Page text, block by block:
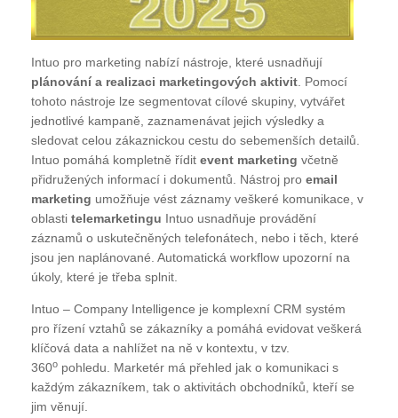
Intuo pro marketing nabízí nástroje, které usnadňují
plánování a realizaci marketingových aktivit. Pomocí
tohoto nástroje lze segmentovat cílové skupiny, vytvářet
jednotlivé kampaně, zaznamenávat jejich výsledky a
sledovat celou zákaznickou cestu do sebemenších detailů.
Intuo pomáhá kompletně řídit event marketing včetně
přidružených informací i dokumentů. Nástroj pro email
marketing umožňuje vést záznamy veškeré komunikace, v
oblasti telemarketingu Intuo usnadňuje provádění
záznamů o uskutečněných telefonátech, nebo i těch, které
jsou jen naplánované. Automatická workflow upozorní na
úkoly, které je třeba splnit.
Intuo – Company Intelligence je komplexní CRM systém
pro řízení vztahů se zákazníky a pomáhá evidovat veškerá
klíčová data a nahlížet na ně v kontextu, v tzv.
360o pohledu. Marketér má přehled jak o komunikaci s
každým zákazníkem, tak o aktivitách obchodníků, kteří se
jim věnují.